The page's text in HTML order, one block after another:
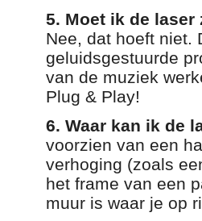
5. Moet ik de
Nee, dat hoeft niet.
geluidsgestuurde
van de muziek
Plug & Play!
6. Waar kan ik de
voorzien van een
verhoging (zoals
het frame van een
muur is waar je op